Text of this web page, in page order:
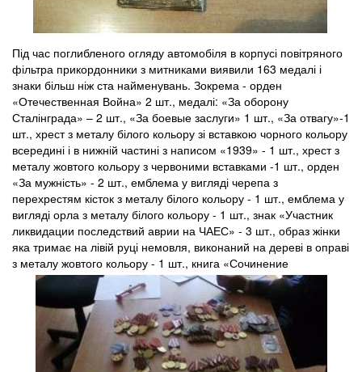
Під час поглибленого огляду автомобіля в корпусі повітряного
фільтра прикордонники з митниками виявили 163 медалі і
знаки більш ніж ста найменувань. Зокрема - орден
«Отечественная Война» 2 шт., медалі: «За оборону
Сталінграда» – 2 шт., «За боевые заслуги» 1 шт., «За отвагу»-1
шт., хрест з металу білого кольору зі вставкою чорного кольору
всередині і в нижній частині з написом «1939» - 1 шт., хрест з
металу жовтого кольору з червоними вставками -1 шт., орден
«За мужність» - 2 шт., емблема у вигляді черепа з
перехрестям кісток з металу білого кольору - 1 шт., емблема у
вигляді орла з металу білого кольору - 1 шт., знак «Участник
ликвидации последствий аврии на ЧАЕС» - 3 шт., образ жінки
яка тримає на лівій руці немовля, виконаний на дереві в оправі
з металу жовтого кольору - 1 шт., книга «Сочинение